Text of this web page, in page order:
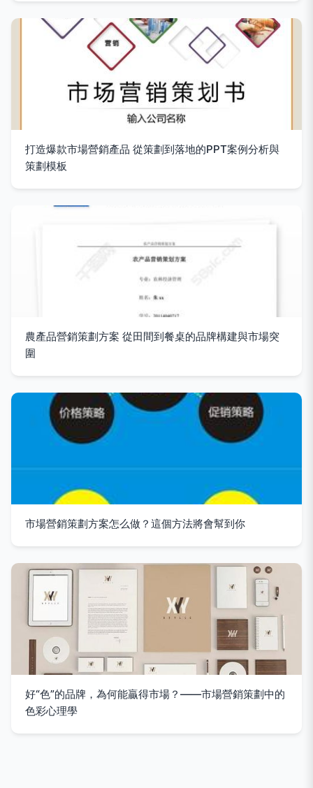
打造爆款市場營銷產品 從策劃到落地的PPT案例分析與
策劃模板
農產品營銷策劃方案 從田間到餐桌的品牌構建與市場突
圍
市場營銷策劃方案怎么做？這個方法將會幫到你
好“色”的品牌，為何能贏得市場？——市場營銷策劃中的
色彩心理學